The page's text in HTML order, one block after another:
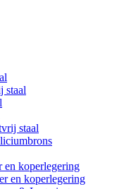
staal
staal
koperlegering
en koperlegering